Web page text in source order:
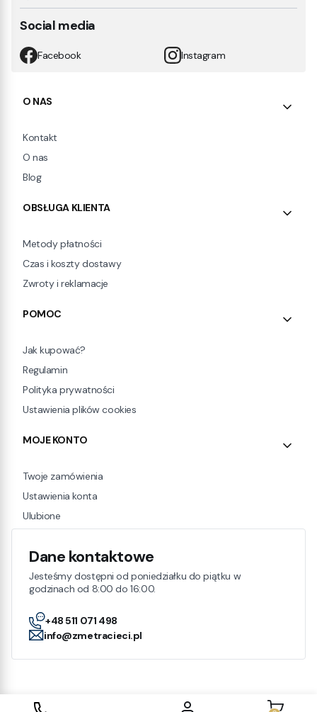
Social media
Facebook Instagram
Dane kontaktowe
Jesteśmy dostępni od poniedziałku do piątku w
godzinach od 8:00 do 16:00.
+48 511 071 498
info@zmetracieci.pl
Linki w stopce
O NAS
Kontakt
O nas
Blog
OBSŁUGA KLIENTA
Metody płatności
Czas i koszty dostawy
Zwroty i reklamacje
POMOC
Jak kupować?
Regulamin
Polityka prywatności
Ustawienia plików cookies
MOJE KONTO
Twoje zamówienia
Ustawienia konta
Ulubione
Produkty